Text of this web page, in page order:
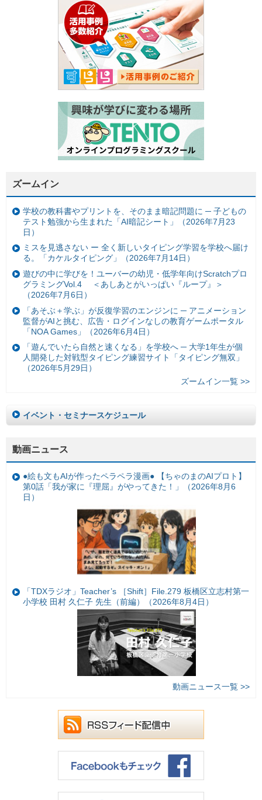
ズームイン
学校の教科書やプリントを、そのまま暗記問題に ─ 子どもの
テスト勉強から生まれた「AI暗記シート」（2026年7月23
日）
ミスを見逃さない ー 全く新しいタイピング学習を学校へ届け
る。「カケルタイピング」（2026年7月14日）
遊びの中に学びを！ユーバーの幼児・低学年向けScratchプロ
グラミングVol.4 ＜あしあとがいっぱい『ループ』＞
（2026年7月6日）
「あそぶ＋学ぶ」が反復学習のエンジンに ─ アニメーション
監督がAIと挑む、広告・ログインなしの教育ゲームポータル
「NOA Games」（2026年6月4日）
「遊んでいたら自然と速くなる」を学校へ ─ 大学1年生が個
人開発した対戦型タイピング練習サイト「タイピング無双」
（2026年5月29日）
ズームイン一覧 >>
イベント・セミナースケジュール
動画ニュース
●絵も文もAIが作ったペラペラ漫画● 【ちゃのまのAIプロト】
第0話「我が家に『理屈』がやってきた！」（2026年8月6
日）
「TDXラジオ」Teacher’s ［Shift］File.279 板橋区立志村第一
小学校 田村 久仁子 先生（前編）（2026年8月4日）
動画ニュース一覧 >>